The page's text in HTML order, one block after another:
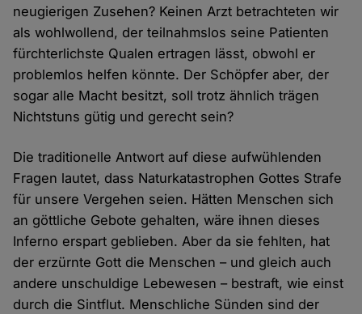
neugierigen Zusehen? Keinen Arzt betrachteten wir
als wohlwollend, der teilnahmslos seine Patienten
fürchterlichste Qualen ertragen lässt, obwohl er
problemlos helfen könnte. Der Schöpfer aber, der
sogar alle Macht besitzt, soll trotz ähnlich trägen
Nichtstuns gütig und gerecht sein?
Die traditionelle Antwort auf diese aufwühlenden
Fragen lautet, dass Naturkatastrophen Gottes Strafe
für unsere Vergehen seien. Hätten Menschen sich
an göttliche Gebote gehalten, wäre ihnen dieses
Inferno erspart geblieben. Aber da sie fehlten, hat
der erzürnte Gott die Menschen – und gleich auch
andere unschuldige Lebewesen – bestraft, wie einst
durch die Sintflut. Menschliche Sünden sind der